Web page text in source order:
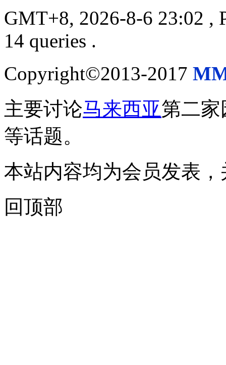
GMT+8, 2026-8-6 23:02 ,
14 queries .
Copyright©2013-2017
主要讨论马来西亚第二
等话题。
本站内容均为会员发表
回顶部